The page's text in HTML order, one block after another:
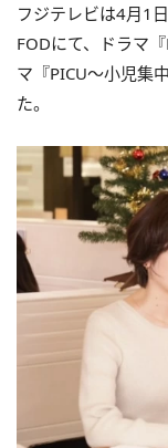
フジテレビは4月1
FODにて、ドラマ
マ『PICU〜小児集
た。